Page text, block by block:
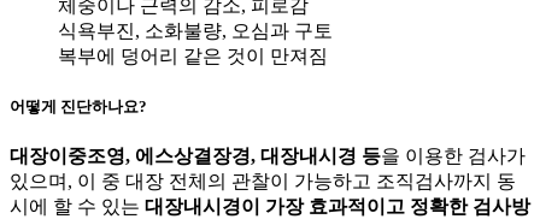
체중이나 근력의 감소, 피로감
식욕부진, 소화불량, 오심과 구토
복부에 덩어리 같은 것이 만져짐
어떻게 진단하나요?
대장이중조영, 에스상결장경, 대장내시경 등을 이용한 검사가
있으며, 이 중 대장 전체의 관찰이 가능하고 조직검사까지 동
시에 할 수 있는 대장내시경이 가장 효과적이고 정확한 검사방